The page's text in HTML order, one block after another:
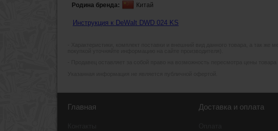
Родина бренда: Китай
Инструкция к DeWalt DWD 024 KS
Главная Доставка и оплата